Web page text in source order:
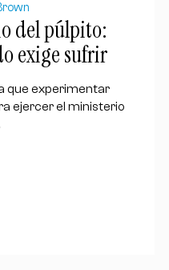
del púlpito:
exige sufrir
que experimentar
ejercer el ministerio